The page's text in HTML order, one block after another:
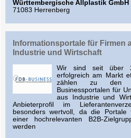
Württembergische Allplastik GmbH
71083 Herrenberg
Informationsportale für Firmen
Industrie und Wirtschaft
Wir sind seit über
erfolgreich am Markt
zählen zu den
Businessportalen für
aus Industrie und
Anbieterprofil im
besonders wertvoll, da die Portale
einer hochrelevanten B2B-
werden